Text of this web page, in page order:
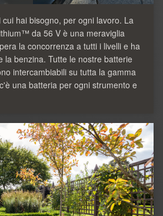
hai bisogno, per ogni lavoro. La
da 56 V è una meraviglia
la concorrenza a tutti i livelli e ha
la benzina. Tutte le nostre batterie
intercambiabili su tutta la gamma
una batteria per ogni strumento e